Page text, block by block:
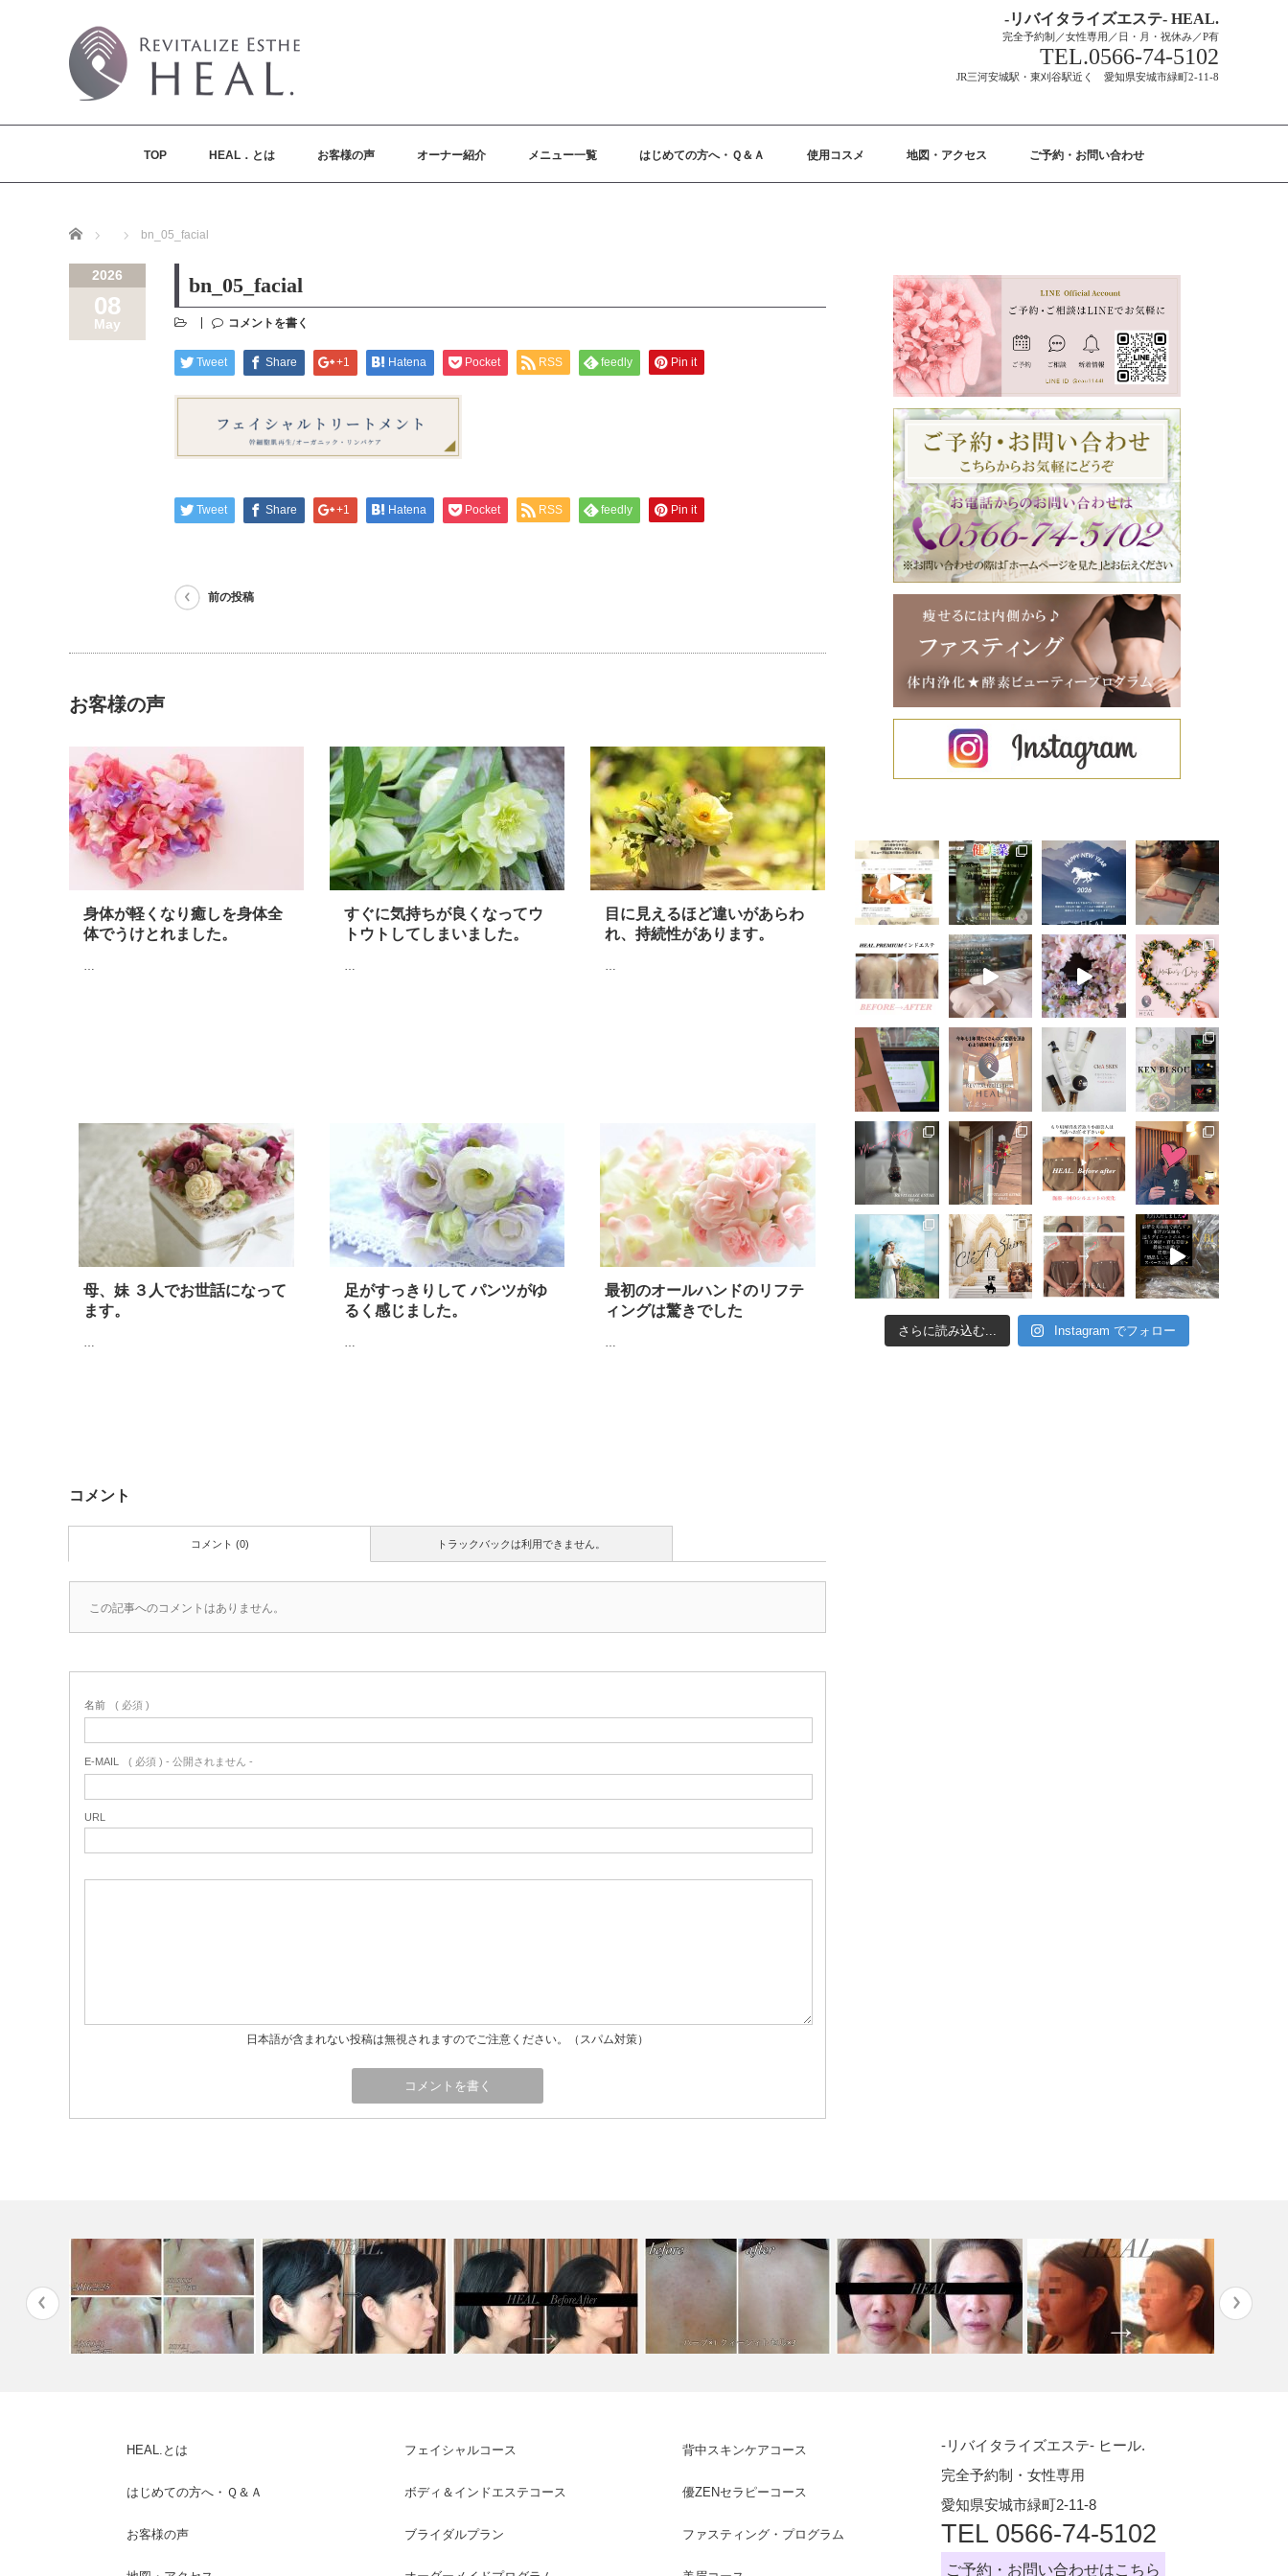
-リバイタライズエステ- HEAL.
完全予約制／女性専用／日・月・祝休み／P有
TEL.0566-74-5102
JR三河安城駅・東刈谷駅近く 愛知県安城市緑町2-11-8
TOP HEAL．とは お客様の声 オーナー紹介 メニュー一覧 はじめての方へ・Ｑ＆Ａ 使用コスメ 地図・アクセス ご予約・お問い合わせ
Home bn_05_facial
2026
08
May
bn_05_facial
コメントを書く
Tweet Share +1 Hatena Pocket RSS feedly Pin it
Tweet Share +1 Hatena Pocket RSS feedly Pin it
前の投稿
お客様の声
身体が軽くなり癒しを身体全
体でうけとれました。
…
すぐに気持ちが良くなってウ
トウトしてしまいました。
…
目に見えるほど違いがあらわ
れ、持続性があります。
…
母、妹 ３人でお世話になって
ます。
…
足がすっきりして パンツがゆ
るく感じました。
…
最初のオールハンドのリフテ
ィングは驚きでした
…
コメント
トラックバックは利用できません。
コメント (0)
この記事へのコメントはありません。
名前 ( 必須 )
E-MAIL ( 必須 ) - 公開されません -
URL
日本語が含まれない投稿は無視されますのでご注意ください。（スパム対策）
さらに読み込む... Instagram でフォロー
ェイス・ネッ…
ビ跡改善
メント
HEAL.とは
はじめての方へ・Ｑ＆Ａ
お客様の声
フェイシャルコース
ボディ＆インドエステコース
ブライダルプラン
背中スキンケアコース
優ZENセラピーコース
ファスティング・プログラム
-リバイタライズエステ- ヒール.
完全予約制・女性専用
愛知県安城市緑町2-11-8
TEL 0566-74-5102
ご予約・お問い合わせはこちら